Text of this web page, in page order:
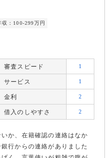
収：100-299万円
審査スピード 1
サービス 1
金利 2
借入のしやすさ 2
か、在籍確認の連絡はなか
行からの連絡がありました